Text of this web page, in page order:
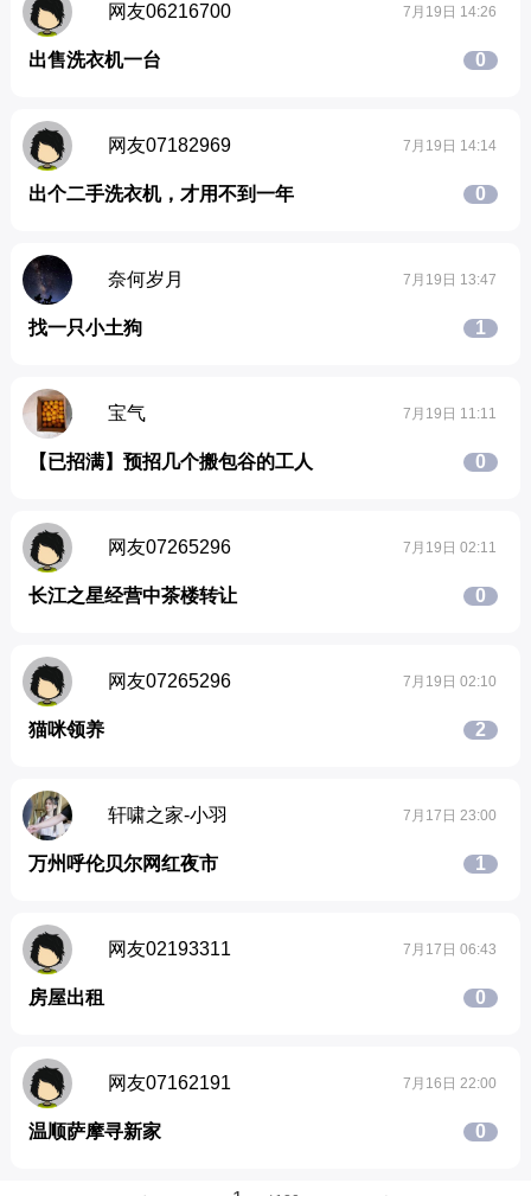
网友06216700 7月19日 14:26
出售洗衣机一台 0
网友07182969 7月19日 14:14
出个二手洗衣机，才用不到一年 0
奈何岁月 7月19日 13:47
找一只小土狗 1
宝气 7月19日 11:11
【已招满】预招几个搬包谷的工人 0
网友07265296 7月19日 02:11
长江之星经营中茶楼转让 0
网友07265296 7月19日 02:10
猫咪领养 2
轩啸之家-小羽 7月17日 23:00
万州呼伦贝尔网红夜市 1
网友02193311 7月17日 06:43
房屋出租 0
网友07162191 7月16日 22:00
温顺萨摩寻新家 0